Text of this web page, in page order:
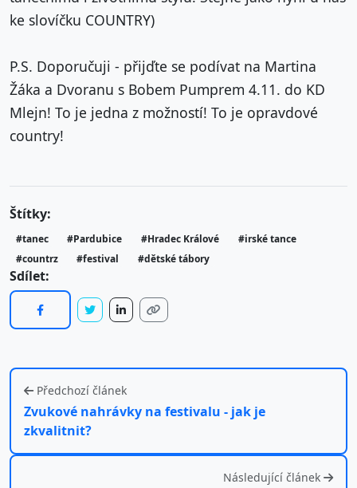
ke slovíčku COUNTRY)
P.S. Doporučuji - přijďte se podívat na Martina
Žáka a Dvoranu s Bobem Pumprem 4.11. do KD
Mlejn! To je jedna z možností! To je opravdové
country!
Štítky:
#tanec #Pardubice #Hradec Králové
#irské tance
#countrz
#festival #dětské tábory
Sdílet:
Předchozí článek
Zvukové nahrávky na festivalu - jak je
zkvalitnit?
Následující článek